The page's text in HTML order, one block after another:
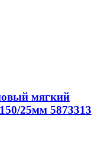
мягкий
25мм 5873313